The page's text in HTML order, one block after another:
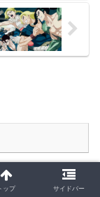
ップ サイドバー